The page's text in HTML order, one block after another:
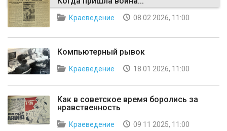
Краеведение 08 02 2026, 11:00
Компьютерный рывок
Краеведение 18 01 2026, 11:00
Как в советское время боролись за
нравственность
Краеведение 09 11 2025, 11:00